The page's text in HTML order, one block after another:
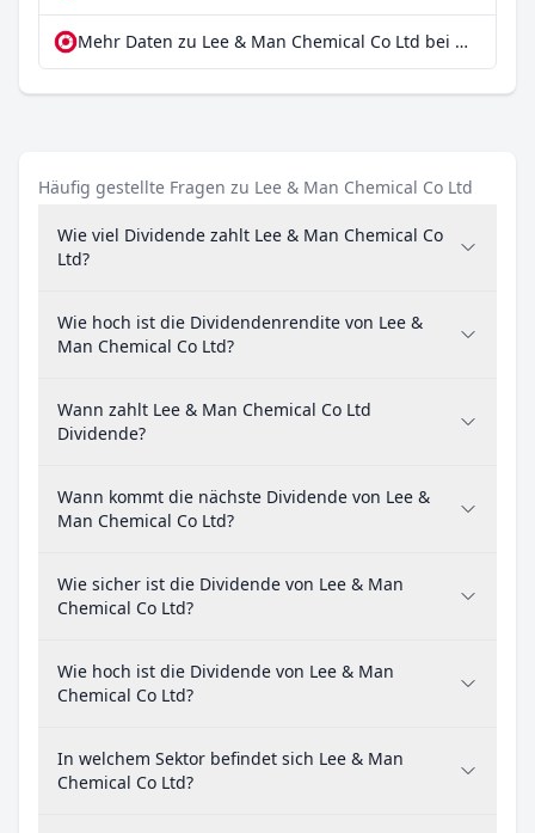
Mehr Daten zu Lee & Man Chemical Co Ltd bei extraETF
Häufig gestellte Fragen zu Lee & Man Chemical Co Ltd
Wie viel Dividende zahlt Lee & Man Chemical Co
Ltd?
Wie hoch ist die Dividendenrendite von Lee &
Man Chemical Co Ltd?
Wann zahlt Lee & Man Chemical Co Ltd
Dividende?
Wann kommt die nächste Dividende von Lee &
Man Chemical Co Ltd?
Wie sicher ist die Dividende von Lee & Man
Chemical Co Ltd?
Wie hoch ist die Dividende von Lee & Man
Chemical Co Ltd?
In welchem Sektor befindet sich Lee & Man
Chemical Co Ltd?